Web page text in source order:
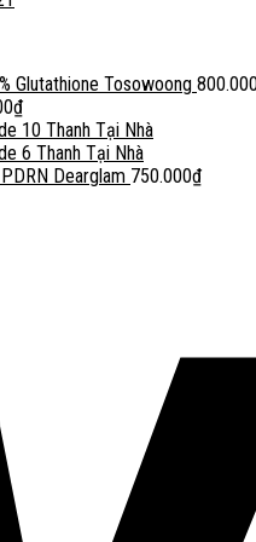
Glutathione Tosowoong
₫
10 Thanh Tại Nhà
6 Thanh Tại Nhà
Dearglam 750.000₫